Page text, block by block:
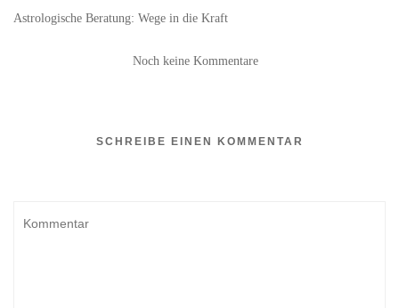
Astrologische Beratung: Wege in die Kraft
Noch keine Kommentare
SCHREIBE EINEN KOMMENTAR